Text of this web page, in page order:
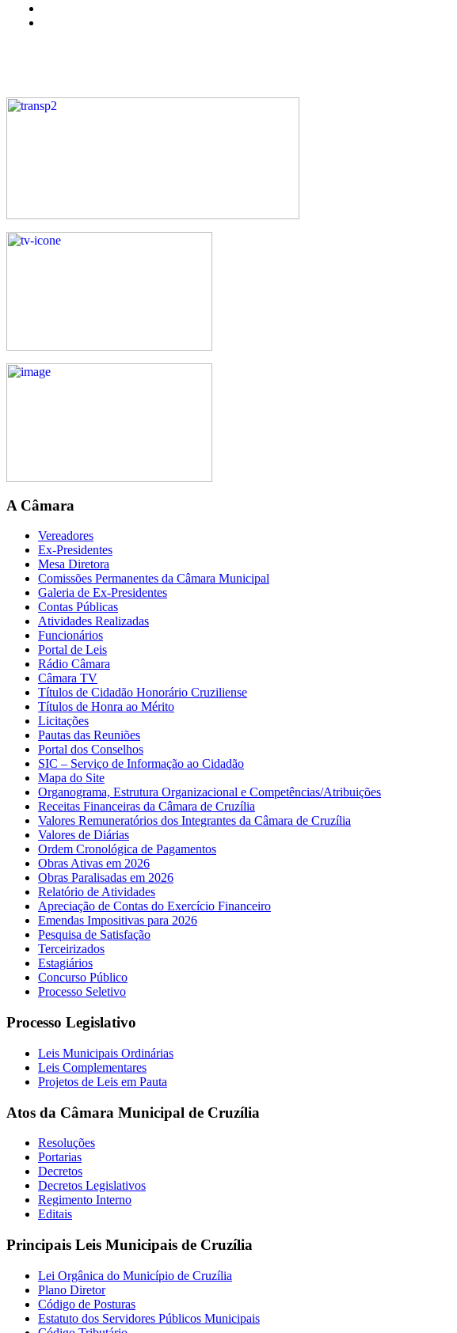
A Câmara
Vereadores
Ex-Presidentes
Mesa Diretora
Comissões Permanentes da Câmara Municipal
Galeria de Ex-Presidentes
Contas Públicas
Atividades Realizadas
Funcionários
Portal de Leis
Rádio Câmara
Câmara TV
Títulos de Cidadão Honorário Cruziliense
Títulos de Honra ao Mérito
Licitações
Pautas das Reuniões
Portal dos Conselhos
SIC – Serviço de Informação ao Cidadão
Mapa do Site
Organograma, Estrutura Organizacional e Competências/Atribuições
Receitas Financeiras da Câmara de Cruzília
Valores Remuneratórios dos Integrantes da Câmara de Cruzília
Valores de Diárias
Ordem Cronológica de Pagamentos
Obras Ativas em 2026
Obras Paralisadas em 2026
Relatório de Atividades
Apreciação de Contas do Exercício Financeiro
Emendas Impositivas para 2026
Pesquisa de Satisfação
Terceirizados
Estagiários
Concurso Público
Processo Seletivo
Processo Legislativo
Leis Municipais Ordinárias
Leis Complementares
Projetos de Leis em Pauta
Atos da Câmara Municipal de Cruzília
Resoluções
Portarias
Decretos
Decretos Legislativos
Regimento Interno
Editais
Principais Leis Municipais de Cruzília
Lei Orgânica do Município de Cruzília
Plano Diretor
Código de Posturas
Estatuto dos Servidores Públicos Municipais